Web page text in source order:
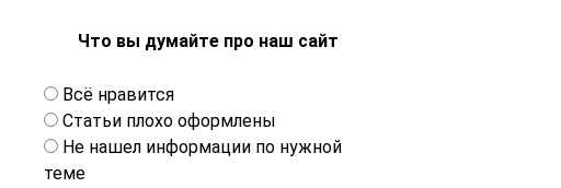
Что вы думайте про наш сайт
Всё нравится
Статьи плохо оформлены
Не нашел информации по нужной
теме